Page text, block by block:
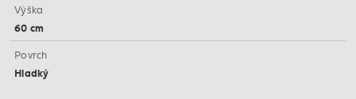
Výška
60 cm
Povrch
Hladký